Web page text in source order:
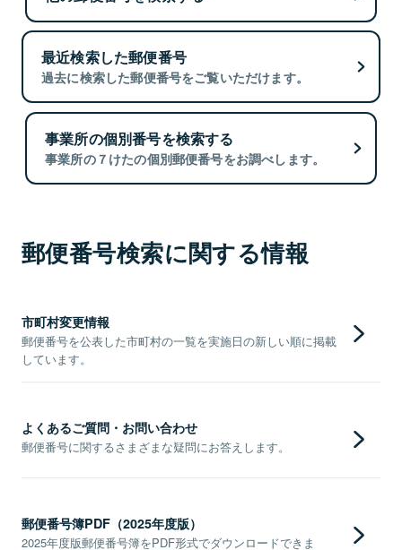
最近検索した郵便番号
過去に検索した郵便番号をご覧いただけます。
事業所の個別番号を検索する
事業所の７けたの個別郵便番号をお調べします。
郵便番号検索に関する情報
市町村変更情報
郵便番号を公表した市町村の一覧を実施日の新しい順に掲載
しています。
よくあるご質問・お問い合わせ
郵便番号に関するさまざまな疑問にお答えします。
郵便番号簿PDF（2025年度版）
2025年度版郵便番号簿をPDF形式でダウンロードできま